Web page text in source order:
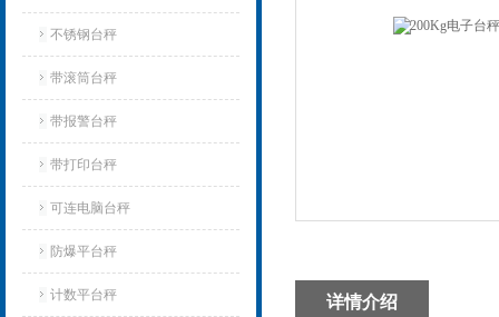
不锈钢台秤
带滚筒台秤
带报警台秤
带打印台秤
可连电脑台秤
防爆平台秤
计数平台秤 详情介绍